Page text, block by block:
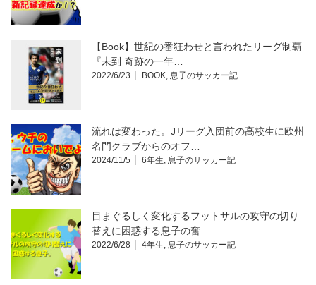
【Book】世紀の番狂わせと言われたリーグ制覇
『未到 奇跡の一年…
2022/6/23 BOOK 息子のサッカー記
流れは変わった。Jリーグ入団前の高校生に欧州
名門クラブからのオフ…
2024/11/5 6年生 息子のサッカー記
目まぐるしく変化するフットサルの攻守の切り
替えに困惑する息子の奮…
2022/6/28 4年生 息子のサッカー記